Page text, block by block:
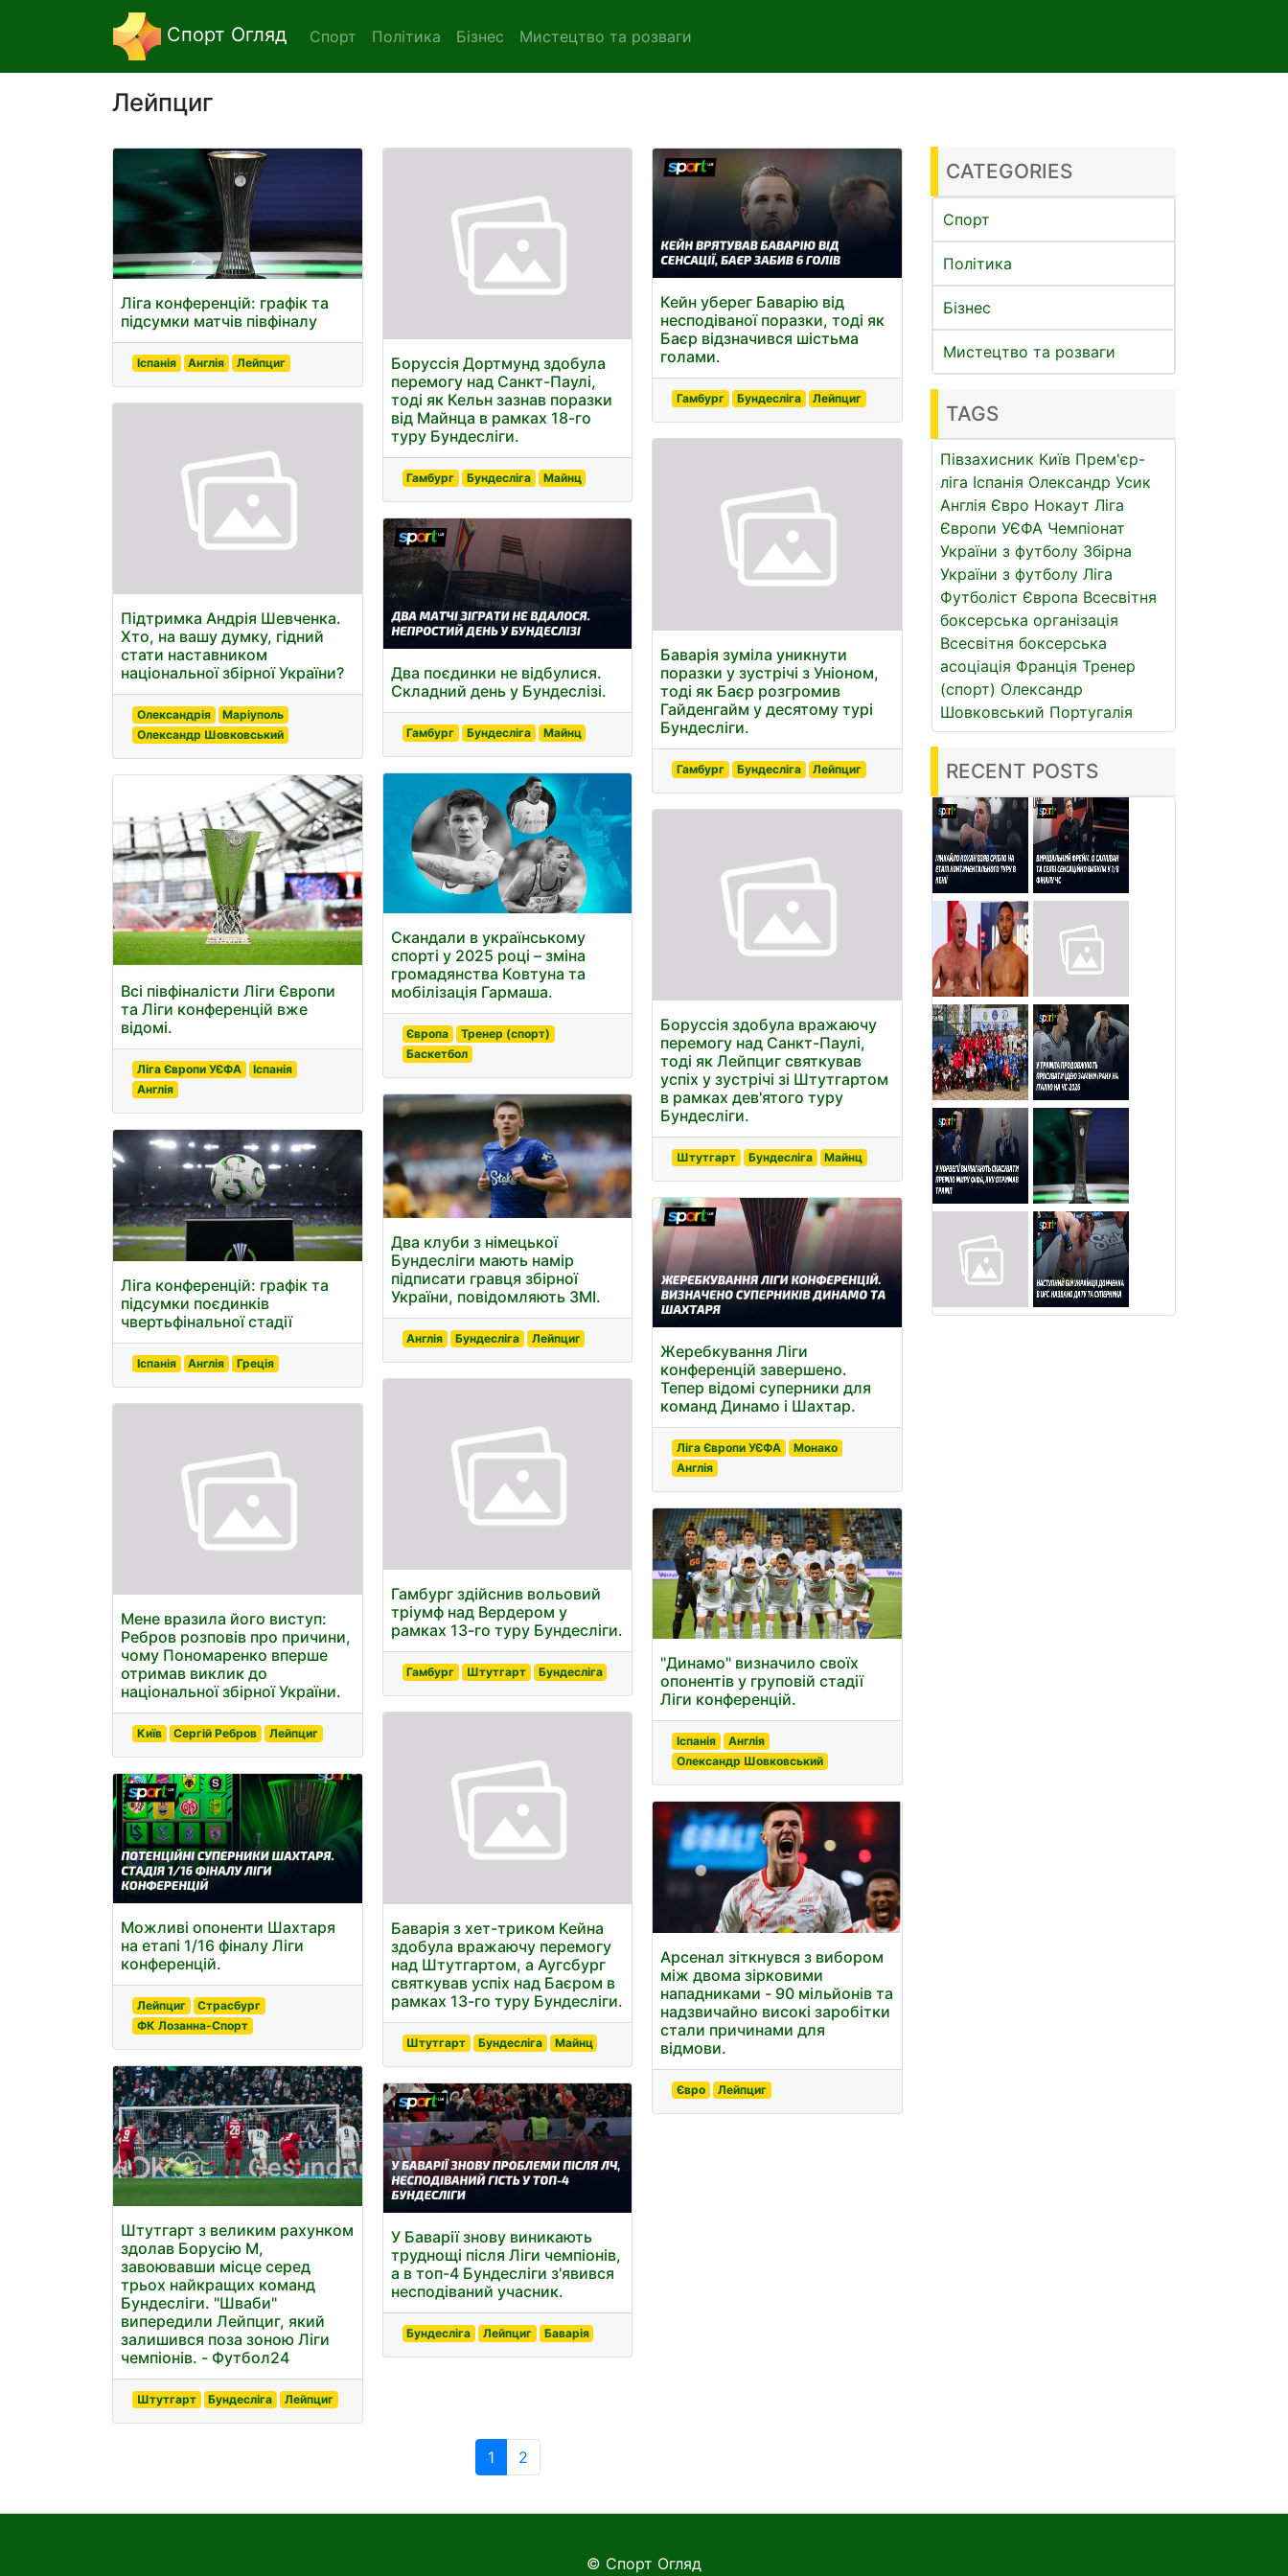
Спорт Огляд Спорт Політика Бізнес Мистецтво та розваги
Лейпциг
Ліга конференцій: графік та
підсумки матчів півфіналу
Іспанія Англія Лейпциг
Підтримка Андрія Шевченка.
Хто, на вашу думку, гідний
стати наставником
національної збірної України?
Олександрія
Маріуполь
Олександр Шовковський
Всі півфіналісти Ліги Європи
та Ліги конференцій вже
відомі.
Ліга Європи УЄФА
Іспанія
Англія
Ліга конференцій: графік та
підсумки поєдинків
чвертьфінальної стадії
Іспанія Англія Греція
Мене вразила його виступ:
Ребров розповів про причини,
чому Пономаренко вперше
отримав виклик до
національної збірної України.
Київ Сергій Ребров Лейпциг
Можливі опоненти Шахтаря
на етапі 1/16 фіналу Ліги
конференцій.
Лейпциг
Страсбург
ФК Лозанна-Спорт
Штутгарт з великим рахунком
здолав Борусію М,
завоювавши місце серед
трьох найкращих команд
Бундесліги. "Шваби"
випередили Лейпциг, який
залишився поза зоною Ліги
чемпіонів. - Футбол24
Штутгарт Бундесліга Лейпциг
Боруссія Дортмунд здобула
перемогу над Санкт-Паулі,
тоді як Кельн зазнав поразки
від Майнца в рамках 18-го
туру Бундесліги.
Гамбург Бундесліга Майнц
Два поєдинки не відбулися.
Складний день у Бундеслізі.
Гамбург Бундесліга Майнц
Скандали в українському
спорті у 2025 році – зміна
громадянства Ковтуна та
мобілізація Гармаша.
Європа
Тренер (спорт)
Баскетбол
Два клуби з німецької
Бундесліги мають намір
підписати гравця збірної
України, повідомляють ЗМІ.
Англія Бундесліга Лейпциг
Гамбург здійснив вольовий
тріумф над Вердером у
рамках 13-го туру Бундесліги.
Гамбург Штутгарт Бундесліга
Баварія з хет-триком Кейна
здобула вражаючу перемогу
над Штутгартом, а Аугсбург
святкував успіх над Баєром в
рамках 13-го туру Бундесліги.
Штутгарт Бундесліга Майнц
У Баварії знову виникають
труднощі після Ліги чемпіонів,
а в топ-4 Бундесліги з'явився
несподіваний учасник.
Бундесліга Лейпциг Баварія
Кейн уберег Баварію від
несподіваної поразки, тоді як
Баєр відзначився шістьма
голами.
Гамбург Бундесліга Лейпциг
Баварія зуміла уникнути
поразки у зустрічі з Уніоном,
тоді як Баєр розгромив
Гайденгайм у десятому турі
Бундесліги.
Гамбург Бундесліга Лейпциг
Боруссія здобула вражаючу
перемогу над Санкт-Паулі,
тоді як Лейпциг святкував
успіх у зустрічі зі Штутгартом
в рамках дев'ятого туру
Бундесліги.
Штутгарт Бундесліга Майнц
Жеребкування Ліги
конференцій завершено.
Тепер відомі суперники для
команд Динамо і Шахтар.
Ліга Європи УЄФА
Монако
Англія
"Динамо" визначило своїх
опонентів у груповій стадії
Ліги конференцій.
Іспанія
Англія
Олександр Шовковський
Арсенал зіткнувся з вибором
між двома зірковими
нападниками - 90 мільйонів та
надзвичайно високі заробітки
стали причинами для
відмови.
Євро Лейпциг
1 2
CATEGORIES
Спорт
Політика
Бізнес
Мистецтво та розваги
TAGS
Півзахисник Київ Прем'єр-
ліга Іспанія Олександр Усик
Англія Євро Нокаут Ліга
Європи УЄФА Чемпіонат
України з футболу Збірна
України з футболу Ліга
Футболіст Європа Всесвітня
боксерська організація
Всесвітня боксерська
асоціація Франція Тренер
(спорт) Олександр
Шовковський Португалія
RECENT POSTS
© Спорт Огляд